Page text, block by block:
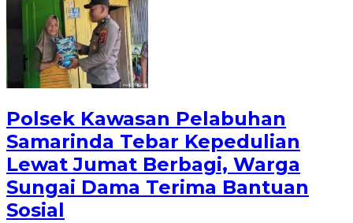
Polsek Kawasan Pelabuhan
Samarinda Tebar Kepedulian
Lewat Jumat Berbagi, Warga
Sungai Dama Terima Bantuan
Sosial